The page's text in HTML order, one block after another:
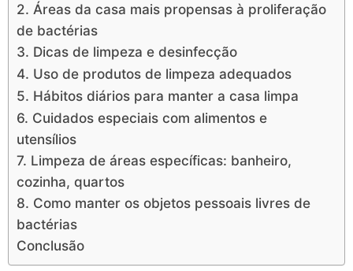
2. Áreas da casa mais propensas à proliferação
de bactérias
3. Dicas de limpeza e desinfecção
4. Uso de produtos de limpeza adequados
5. Hábitos diários para manter a casa limpa
6. Cuidados especiais com alimentos e
utensílios
7. Limpeza de áreas específicas: banheiro,
cozinha, quartos
8. Como manter os objetos pessoais livres de
bactérias
Conclusão